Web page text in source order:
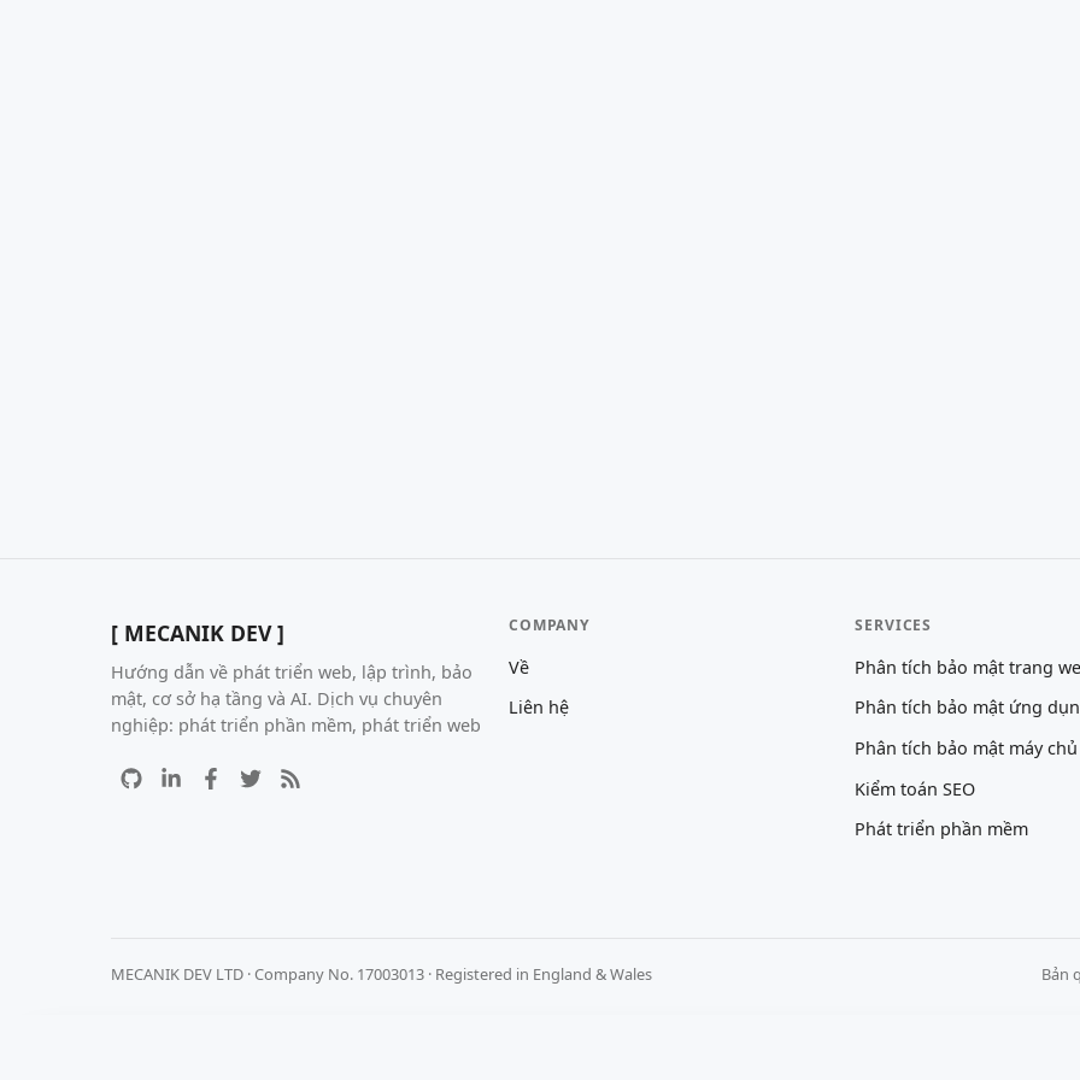
[ MECANIK DEV ]
Hướng dẫn về phát triển web, lập trình, bảo
mật, cơ sở hạ tầng và AI. Dịch vụ chuyên
nghiệp: phát triển phần mềm, phát triển web
COMPANY
Về
Liên hệ
SERVICES
Phân tích bảo mật trang
Phân tích bảo mật ứng
Phân tích bảo mật máy chủ
Kiểm toán SEO
Phát triển phần mềm
MECANIK DEV LTD · Company No. 17003013 · Registered in England & Wales Bản